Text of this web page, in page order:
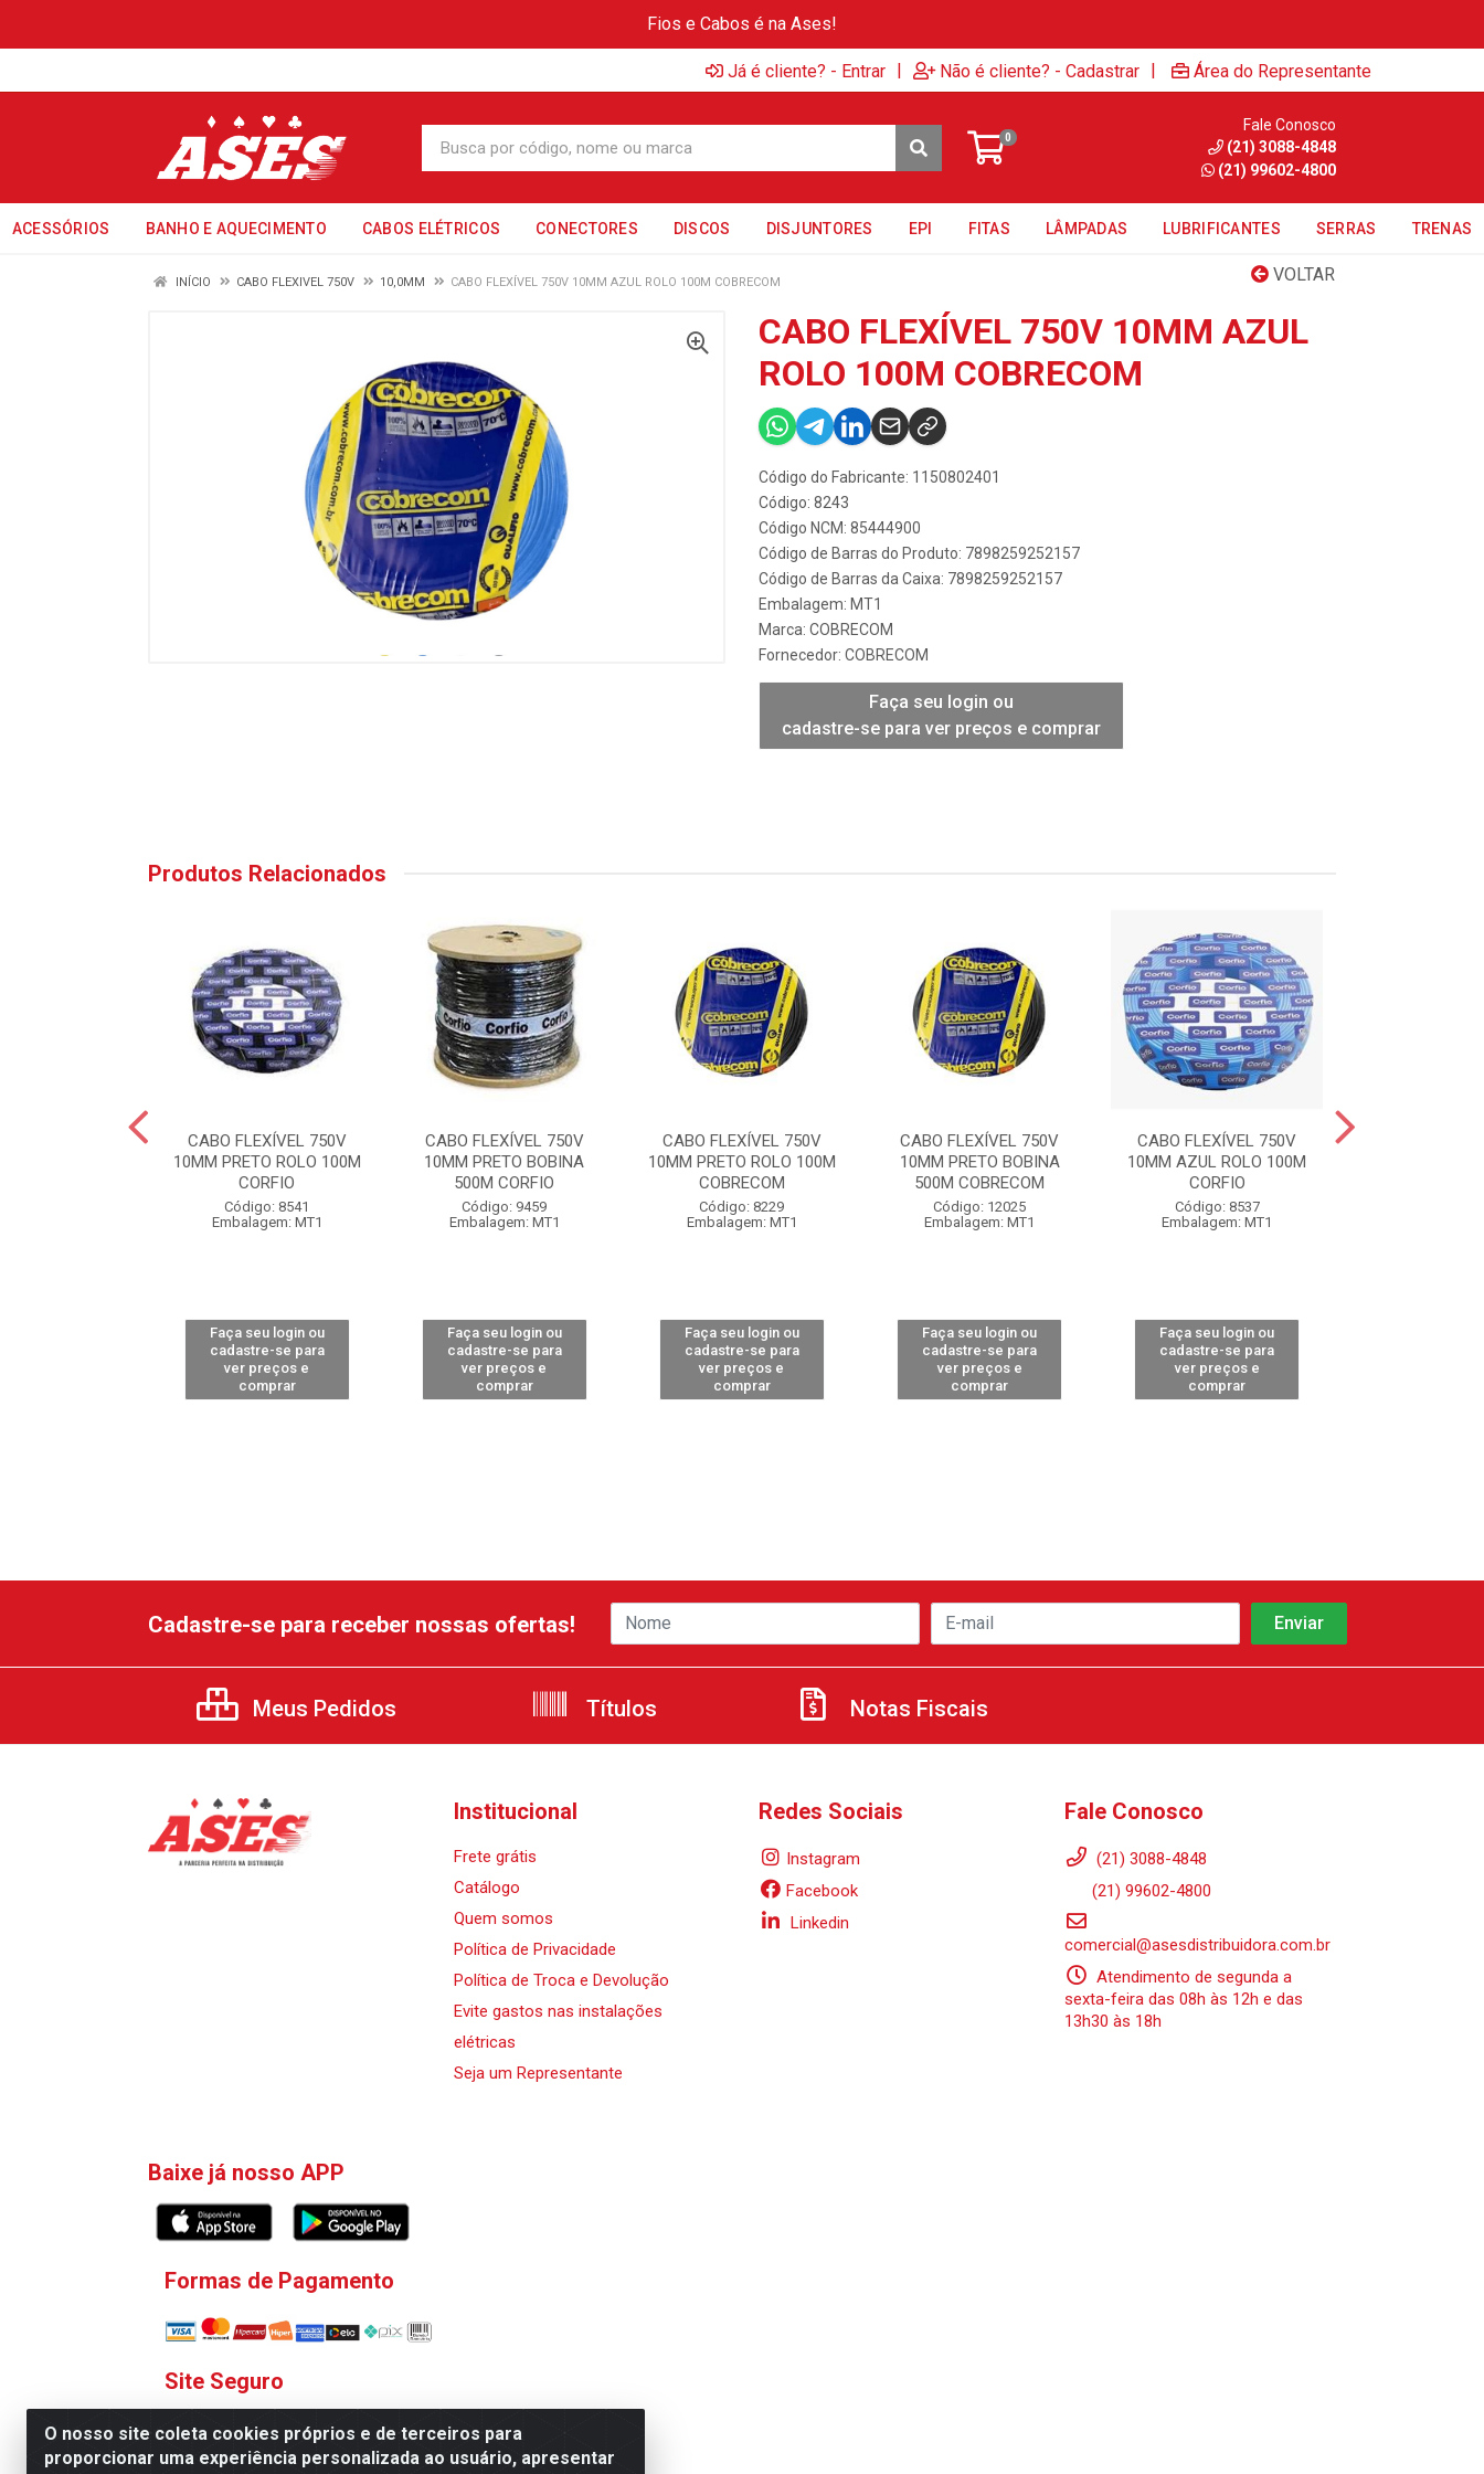
Fios e Cabos é na Ases!
Já é cliente? - Entrar | Não é cliente? - Cadastrar | Área do Representante
0
Fale Conosco
(21) 3088-4848
(21) 99602-4800
ACESSÓRIOS BANHO E AQUECIMENTO CABOS ELÉTRICOS CONECTORES DISCOS DISJUNTORES EPI FITAS LÂMPADAS LUBRIFICANTES SERRAS TRENAS
VOLTAR
INÍCIO CABO FLEXIVEL 750V 10,0MM CABO FLEXÍVEL 750V 10MM AZUL ROLO 100M COBRECOM
CABO FLEXÍVEL 750V 10MM AZUL
ROLO 100M COBRECOM
Código do Fabricante: 1150802401
Código: 8243
Código NCM: 85444900
Código de Barras do Produto: 7898259252157
Código de Barras da Caixa: 7898259252157
Embalagem: MT1
Marca: COBRECOM
Fornecedor: COBRECOM
Faça seu login ou
cadastre-se para ver preços e comprar
Produtos Relacionados
CABO FLEXÍVEL 750V
10MM PRETO ROLO 100M
CORFIO
Código: 8541
Embalagem: MT1
Faça seu login ou
cadastre-se para
ver preços e
comprar
CABO FLEXÍVEL 750V
10MM PRETO BOBINA
500M CORFIO
Código: 9459
Embalagem: MT1
Faça seu login ou
cadastre-se para
ver preços e
comprar
CABO FLEXÍVEL 750V
10MM PRETO ROLO 100M
COBRECOM
Código: 8229
Embalagem: MT1
Faça seu login ou
cadastre-se para
ver preços e
comprar
CABO FLEXÍVEL 750V
10MM PRETO BOBINA
500M COBRECOM
Código: 12025
Embalagem: MT1
Faça seu login ou
cadastre-se para
ver preços e
comprar
CABO FLEXÍVEL 750V
10MM AZUL ROLO 100M
CORFIO
Código: 8537
Embalagem: MT1
Faça seu login ou
cadastre-se para
ver preços e
comprar
O nosso site coleta cookies próprios e de terceiros para
proporcionar uma experiência personalizada ao usuário, apresentar
Cadastre-se para receber nossas ofertas!
Meus Pedidos Títulos Notas Fiscais
Institucional
Frete grátis
Catálogo
Quem somos
Política de Privacidade
Política de Troca e Devolução
Evite gastos nas instalações
elétricas
Seja um Representante
Redes Sociais
Instagram
Facebook
Linkedin
Fale Conosco
(21) 3088-4848
(21) 99602-4800
comercial@asesdistribuidora.com.br
Atendimento de segunda a
sexta-feira das 08h às 12h e das
13h30 às 18h
Baixe já nosso APP
Formas de Pagamento
Site Seguro